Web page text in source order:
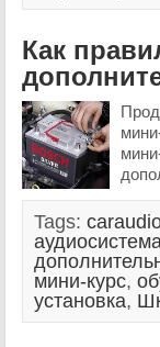
Как
Tags:
мини-курс,
установка,